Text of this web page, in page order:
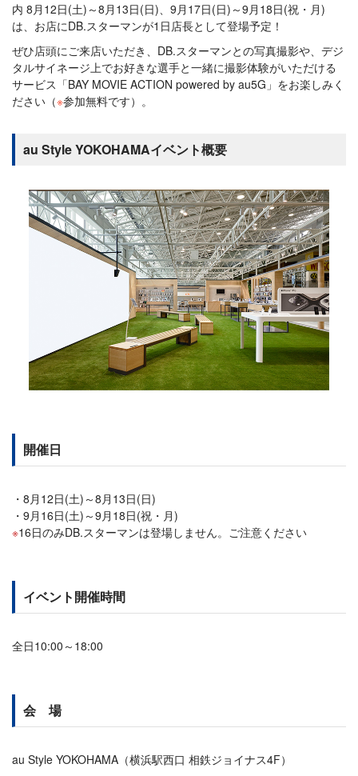
内 8月12日(土)～8月13日(日)、9月17日(日)～9月18日(祝・月)
は、お店にDB.スターマンが1日店長として登場予定！
ぜひ店頭にご来店いただき、DB.スターマンとの写真撮影や、デジ
タルサイネージ上でお好きな選手と一緒に撮影体験がいただける
サービス「BAY MOVIE ACTION powered by au5G」をお楽しみく
ださい（※参加無料です）。
au Style YOKOHAMAイベント概要
開催日
8月12日(土)～8月13日(日)
9月16日(土)～9月18日(祝・月)
16日のみDB.スターマンは登場しません。ご注意ください
イベント開催時間
全日10:00～18:00
会 場
au Style YOKOHAMA（横浜駅西口 相鉄ジョイナス4F）